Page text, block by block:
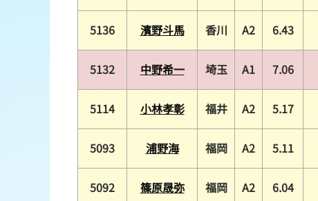
5136 濱野斗馬 香川 A2 6.43
5132 中野希一 埼玉 A1 7.06
5114 小林孝彰 福井 A2 5.17
5093 浦野海 福岡 A2 5.11
5092 篠原晟弥 福岡 A2 6.04